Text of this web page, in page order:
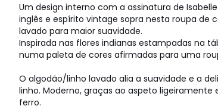
Um design interno com a assinatura de
inglês e espírito vintage sopra nesta roupa de
lavado para maior suavidade.
Inspirada nas flores indianas estampadas na
numa paleta de cores afirmadas para uma
O algodão/linho lavado alia a suavidade e a
linho. Moderno, graças ao aspeto ligeiramente
ferro.